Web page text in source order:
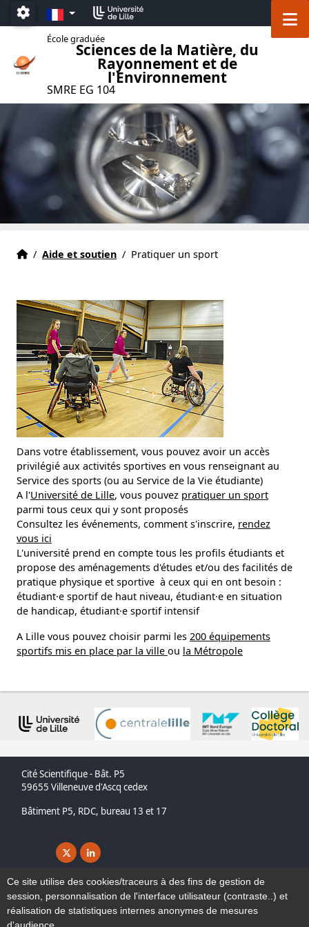
Accéder au menu principal
Accéder au contenu
Paramétrage
FR
École graduée
Sciences de la Matière, du
Rayonnement et de
l'Environnement
SMRE EG 104
Accueil
Accueil
/ Aide et soutien / Pratiquer un sport
Dans votre établissement, vous pouvez avoir un accès
privilégié aux activités sportives en vous renseignant au
Service des sports (ou au Service de la Vie étudiante)
A l'Université de Lille, vous pouvez pratiquer un sport
parmi tous ceux qui y sont proposés
Consultez les événements, comment s'inscrire, rendez
vous ici
L'université prend en compte tous les profils étudiants et
propose des aménagements d'études et/ou des facilités de
pratique physique et sportive à ceux qui en ont besoin :
étudiant·e sportif de haut niveau, étudiant·e en situation
de handicap, étudiant·e sportif intensif
A Lille vous pouvez choisir parmi les 200 équipements
sportifs mis en place par la ville ou la Métropole
Cité Scientifique - Bât. P5
59655 Villeneuve d'Ascq cedex
Bâtiment P5, RDC, bureau 13 et 17
X ( nouvelle fenêtre)
Linkedin ( nouvelle fenêtre)
Plan du site
Mentions légales
Ce site utilise des cookies/traceurs à des fins de gestion de
session, personnalisation de l'interface utilisateur (contraste..) et
réalisation de statistiques internes anonymes de mesures